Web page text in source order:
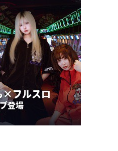
オルタナティブ ガンゲイル
高評価だが、上位A...